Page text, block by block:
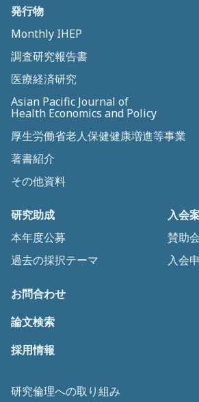
発行物
Monthly IHEP
調査研究報告書
医療経済研究
Asian Pacific Journal of
Health Economics and Policy
厚生労働省老人保健健康増進等事業
著書紹介
その他資料
研究助成
本年度公募
過去の採択テーマ
入会
賛助
入会
お問合わせ
論文検索
採用情報
研究倫理への取り組み